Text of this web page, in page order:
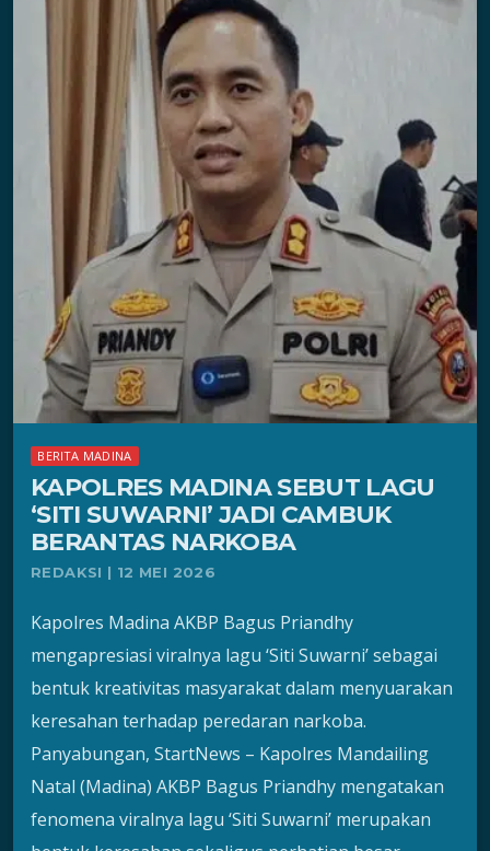
BERITA MADINA
KAPOLRES MADINA SEBUT LAGU
‘SITI SUWARNI’ JADI CAMBUK
BERANTAS NARKOBA
REDAKSI | 12 MEI 2026
Kapolres Madina AKBP Bagus Priandhy
mengapresiasi viralnya lagu ‘Siti Suwarni’ sebagai
bentuk kreativitas masyarakat dalam menyuarakan
keresahan terhadap peredaran narkoba.
Panyabungan, StartNews – Kapolres Mandailing
Natal (Madina) AKBP Bagus Priandhy mengatakan
fenomena viralnya lagu ‘Siti Suwarni’ merupakan